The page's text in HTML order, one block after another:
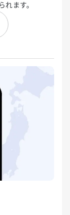
ます。